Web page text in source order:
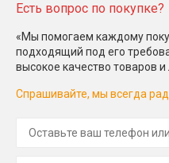
Есть вопрос по покупке?
«Мы помогаем каждому
подходящий под его
высокое качество товаров
Спрашивайте, мы всегда